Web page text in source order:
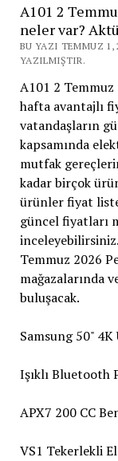
A101 2
neler var?
BU YAZI TEMMUZ 1,
YAZILMIŞTIR.
A101 2
hafta avantajlı
vatandaşların
kapsamında
mutfak
kadar birçok
ürünler fiyat
güncel fiyatları
Temmuz 2026
mağazalarında
buluşacak.
Samsung 50"
Işıklı
APX7 200 CC
VS1 Tekerlekli